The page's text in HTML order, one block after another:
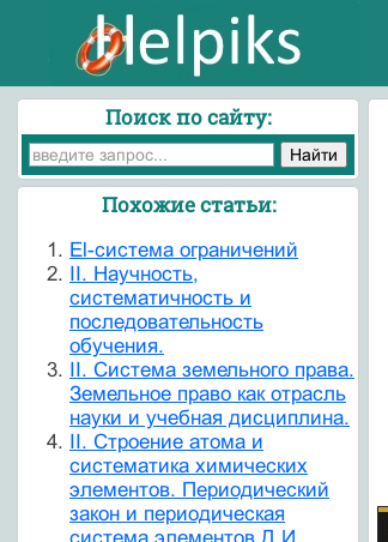
Поиск по сайту:
Похожие статьи:
El-система ограничений
II. Научность,
систематичность и
последовательность
обучения.
II. Система земельного права.
Земельное право как отрасль
науки и учебная дисциплина.
II. Строение атома и
систематика химических
элементов. Периодический
закон и периодическая
система элементов Д.И.